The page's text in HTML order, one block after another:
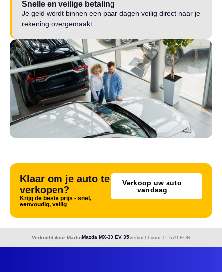
Snelle en veilige betaling
Je geld wordt binnen een paar dagen veilig direct naar je
rekening overgemaakt.
Klaar om je auto te
verkopen?
Krijg de beste prijs - snel,
eenvoudig, veilig
Verkoop uw auto
vandaag
Verkocht door MartinMazda MX-30 EV 35Verkocht voor 12.570 EUR